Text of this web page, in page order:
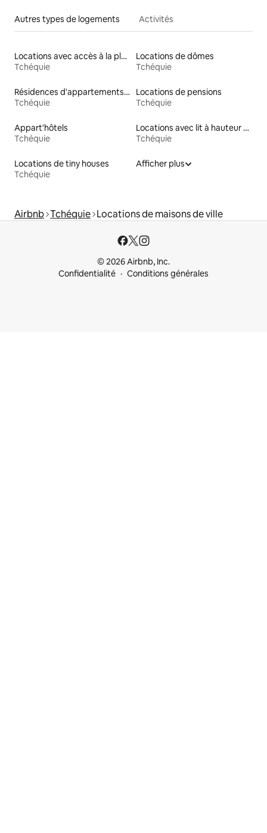
Autres types de logements Activités
Locations avec accès à la plage
Tchéquie
Locations de dômes
Tchéquie
Résidences d'appartements en location
Tchéquie
Locations de pensions
Tchéquie
Appart'hôtels
Tchéquie
Locations avec lit à hauteur adaptée
Tchéquie
Locations de tiny houses
Tchéquie
Afficher plus
Airbnb Tchéquie Locations de maisons de ville
© 2026 Airbnb, Inc.
Confidentialité
Conditions générales